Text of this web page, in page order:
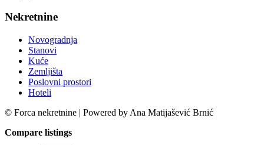
Nekretnine
Novogradnja
Stanovi
Kuće
Zemljišta
Poslovni prostori
Hoteli
© Forca nekretnine | Powered by Ana Matijašević Brnić
Compare listings